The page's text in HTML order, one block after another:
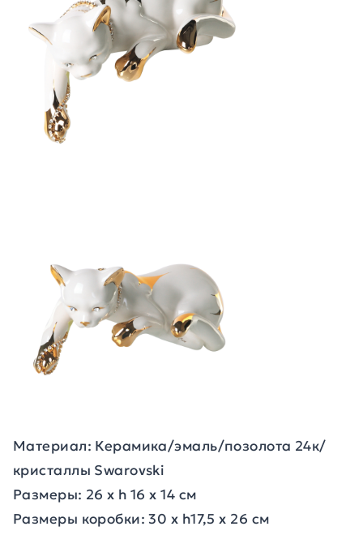
Материал: Керамика/эмаль/позолота 24к/
кристаллы Swarovski
Размеры: 26 x h 16 x 14 см
Размеры коробки: 30 x h17,5 x 26 см